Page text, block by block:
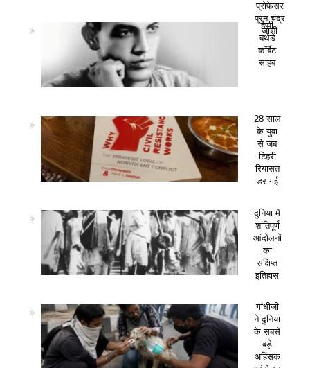
प्रोफेसर
पूरन चंद्र
जोशी
हैप्पी
बर्थडे
कॉर्बेट
साहब
28 साल
के युवा
से जब
टिहरी
रियासत
डर गई
दुनिया में
शांतिपूर्ण
आंदोलनों
का
संक्षिप्त
इतिहास
गांधीजी
ने दुनिया
के सबसे
बड़े
अहिंसक